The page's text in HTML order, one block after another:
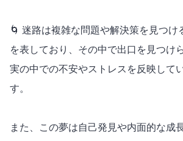
🌀 迷路は複雑な問題や解決策を見つけ
を表しており、その中で出口を見つけ
実の中での不安やストレスを反映して
す。
また、この夢は自己発見や内面的な成